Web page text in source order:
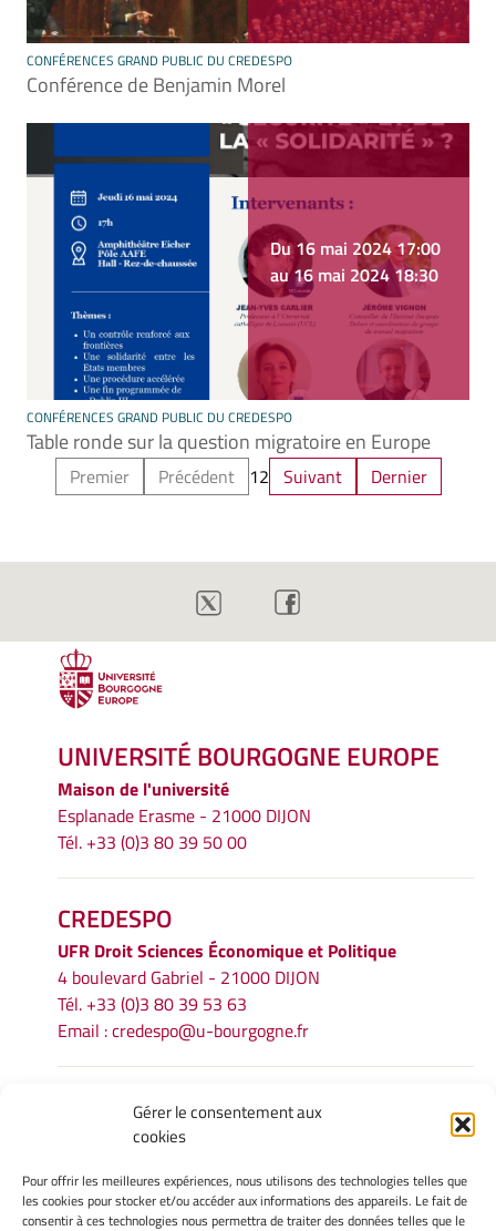
Gérer le consentement aux
cookies
Pour offrir les meilleures expériences, nous utilisons des technologies telles que
les cookies pour stocker et/ou accéder aux informations des appareils. Le fait de
consentir à ces technologies nous permettra de traiter des données telles que le
CONFÉRENCES GRAND PUBLIC DU CREDESPO
Conférence de Benjamin Morel
Du 16 mai 2024 17:00
au 16 mai 2024 18:30
CONFÉRENCES GRAND PUBLIC DU CREDESPO
Table ronde sur la question migratoire en Europe
Premier Précédent 12 Suivant Dernier
UNIVERSITÉ BOURGOGNE EUROPE
Maison de l'université
Esplanade Erasme - 21000 DIJON
Tél. +33 (0)3 80 39 50 00
CREDESPO
UFR Droit Sciences Économique et Politique
4 boulevard Gabriel - 21000 DIJON
Tél. +33 (0)3 80 39 53 63
Email :credespo@u-bourgogne.fr
INFORMATIONS LÉGALES
Mentions légales
Politique de cookies
Déclaration de confidentialité